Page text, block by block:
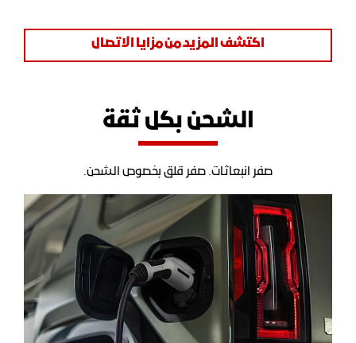
اكتشف المزيد من مزايا الاتصال
الشحن بكل ثقة
صفر انبعاثات. صفر قلق بخصوص الشحن.